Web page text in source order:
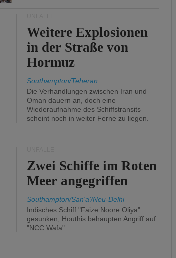
Weitere Explosionen
in der Straße von
Hormuz
Southampton/Teheran
Die Verhandlungen zwischen Iran und
Oman dauern an, doch eine
Wiederaufnahme des Schiffstransits
scheint noch in weiter Ferne zu liegen.
Zwei Schiffe im Roten
Meer angegriffen
Southampton/San'a'/Neu-Delhi
Indisches Schiff "Faize Noore Oliya"
gesunken, Houthis behaupten Angriff auf
"NCC Wafa"